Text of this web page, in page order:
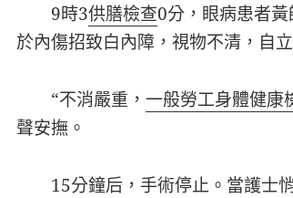
9時3供膳檢查0分，眼病患者
於內傷招致白內障，視物不清，自
“不消嚴重，一般勞工身體健康
聲安撫。
15分鐘后，手術停止。當護士